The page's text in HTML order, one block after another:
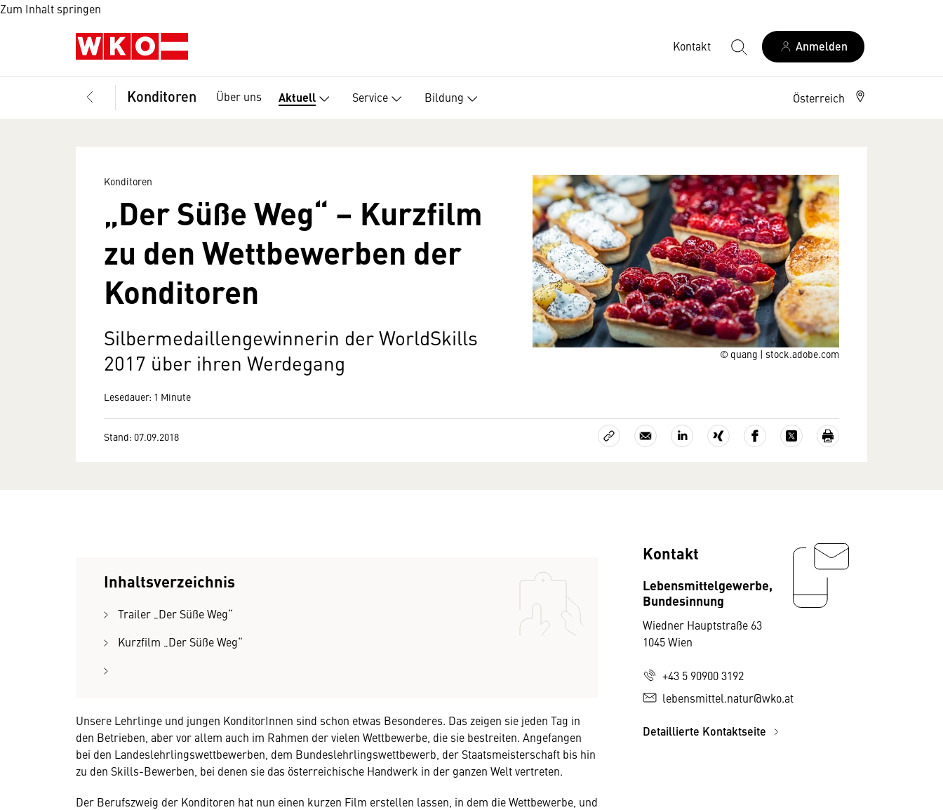
Zum Inhalt springen
Kontakt Anmelden
Konditoren Über uns Aktuell Service Bildung Österreich
© quang | stock.adobe.com
Konditoren
„Der Süße Weg“ – Kurzfilm
zu den Wettbewerben der
Konditoren
Silbermedaillengewinnerin der WorldSkills
2017 über ihren Werdegang
Lesedauer: 1 Minute
Stand: 07.09.2018
Inhaltsverzeichnis
Trailer „Der Süße Weg“
Kurzfilm „Der Süße Weg“
Unsere Lehrlinge und jungen KonditorInnen sind schon etwas Besonderes. Das zeigen sie jeden Tag in
den Betrieben, aber vor allem auch im Rahmen der vielen Wettbewerbe, die sie bestreiten. Angefangen
bei den Landeslehrlingswettbewerben, dem Bundeslehrlingswettbewerb, der Staatsmeisterschaft bis hin
zu den Skills-Bewerben, bei denen sie das österreichische Handwerk in der ganzen Welt vertreten.
Der Berufszweig der Konditoren hat nun einen kurzen Film erstellen lassen, in dem die Wettbewerbe, und
Kontakt
Lebensmittelgewerbe,
Bundesinnung
Wiedner Hauptstraße 63
1045 Wien
+43 5 90900 3192
lebensmittel.natur@wko.at
Detaillierte Kontaktseite